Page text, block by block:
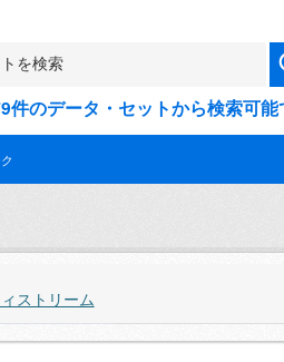
件のデータ・セットから検索可能
ストリーム